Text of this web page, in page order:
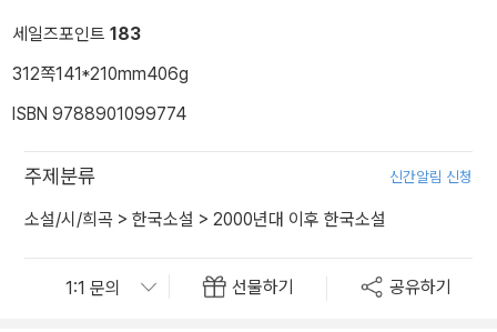
세일즈포인트 183
312쪽141*210mm406g
ISBN 9788901099774
주제분류 신간알림 신청
소설/시/희곡 > 한국소설 > 2000년대 이후 한국소설
선물하기 공유하기